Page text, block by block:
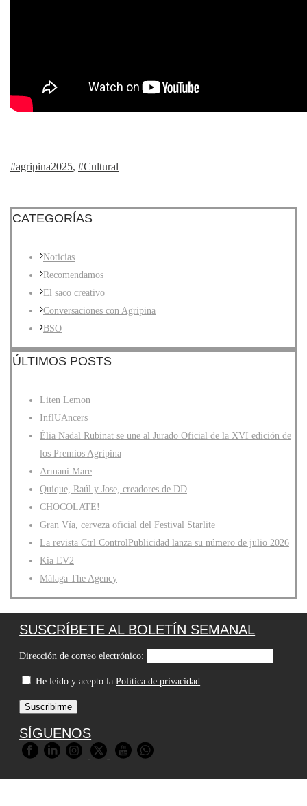
#agripina2025, #Cultural
CATEGORÍAS
Noticias
Recomendamos
El saco creativo
Conversaciones con Agripina
BSO
ÚLTIMOS POSTS
Liten Lemon
InflUAncers
Èlia Nadal Rubinat se une al Jurado Oficial de la XVI edición de
los Premios Agripina
Armani Mare
Quique, Raúl y Jose, creadores de DD
CHOCOLATE!
Gran Vía, cerveza oficial del Festival Starlite
La revista Ctrl ControlPublicidad lanza su número de julio 2026
Kia EV2
Málaga The Agency
SUSCRÍBETE AL BOLETÍN SEMANAL
Dirección de correo electrónico:
He leído y acepto laPolítica de privacidad
SÍGUENOS